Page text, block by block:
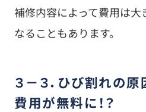
補修内容によって費用は大
なることもあります。
３－３．ひび割れの
費用が無料に！？